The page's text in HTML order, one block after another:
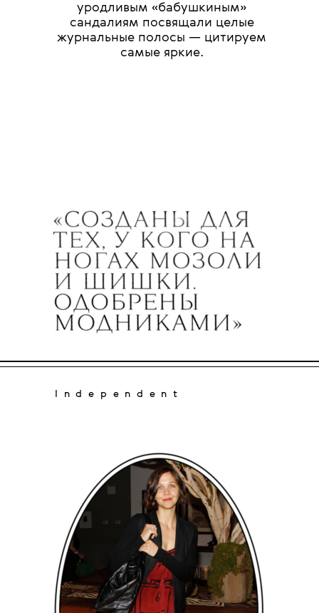
уродливым «бабушкиным»
сандалиям посвящали целые
журнальные полосы — цитируем
самые яркие.
Independent